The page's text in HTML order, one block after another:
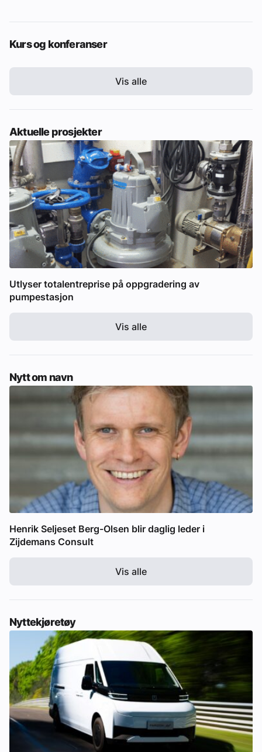
Kurs og konferanser
Vis alle
Aktuelle prosjekter
Utlyser totalentreprise på oppgradering av
pumpestasjon
Vis alle
Nytt om navn
Henrik Seljeset Berg-Olsen blir daglig leder i
Zijdemans Consult
Vis alle
Nyttekjøretøy